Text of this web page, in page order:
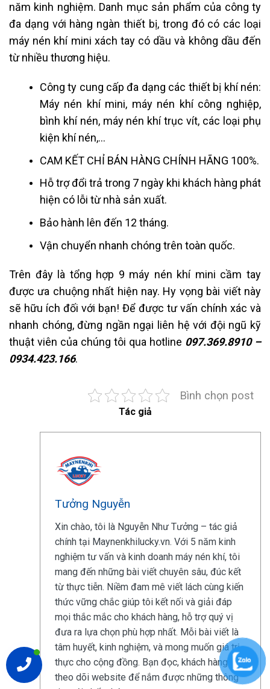
năm kinh nghiệm. Danh mục sản phẩm của công ty
đa dạng với hàng ngàn thiết bị, trong đó có các loại
máy nén khí mini xách tay có dầu và không dầu đến
từ nhiều thương hiệu.
Công ty cung cấp đa dạng các thiết bị khí nén:
Máy nén khí mini, máy nén khí công nghiệp,
bình khí nén, máy nén khí trục vít, các loại phụ
kiện khí nén,…
CAM KẾT CHỈ BÁN HÀNG CHÍNH HÃNG 100%.
Hỗ trợ đổi trả trong 7 ngày khi khách hàng phát
hiện có lỗi từ nhà sản xuất.
Bảo hành lên đến 12 tháng.
Vận chuyển nhanh chóng trên toàn quốc.
Trên đây là tổng hợp 9 máy nén khí mini cầm tay
được ưa chuộng nhất hiện nay. Hy vọng bài viết này
sẽ hữu ích đối với bạn! Để được tư vấn chính xác và
nhanh chóng, đừng ngần ngại liên hệ với đội ngũ kỹ
thuật viên của chúng tôi qua hotline 097.369.8910 –
0934.423.166.
Bình chọn post
Tác giả
Tưởng Nguyễn
Xin chào, tôi là Nguyễn Như Tưởng – tác giả
chính tại Maynenkhilucky.vn. Với 5 năm kinh
nghiệm tư vấn và kinh doanh máy nén khí, tôi
mang đến những bài viết chuyên sâu, đúc kết
từ thực tiễn. Niềm đam mê viết lách cùng kiến
thức vững chắc giúp tôi kết nối và giải đáp
mọi thắc mắc cho khách hàng, hỗ trợ quý vị
đưa ra lựa chọn phù hợp nhất. Mỗi bài viết là
tâm huyết, kinh nghiệm, và mong muốn giá trị
thực cho cộng đồng. Bạn đọc, khách hàng hãy
theo dõi website để nắm được những thông